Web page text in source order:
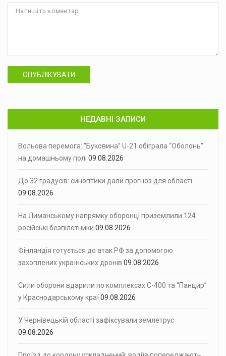
ОПУБЛІКУВАТИ
НЕДАВНІ ЗАПИСИ
Вольова перемога: “Буковина” U-21 обіграла “Оболонь”
на домашньому полі 09.08.2026
До 32 градусів: синоптики дали прогноз для області
09.08.2026
На Лиманському напрямку оборонці приземлили 124
російські безпілотники 09.08.2026
Фінляндія готується до атак РФ за допомогою
захоплених українських дронів 09.08.2026
Сили оборони вдарили по комплексах С-400 та “Панцир”
у Краснодарському краї09.08.2026
У Чернівецькій області зафіксували землетрус
09.08.2026